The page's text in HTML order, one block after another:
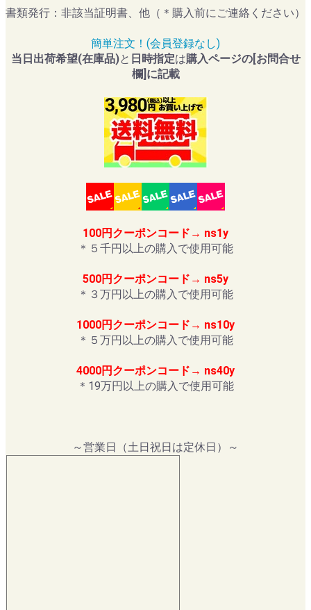
書類発行：非該当証明書、他（＊購入前にご連絡ください）
簡単注文！(会員登録なし)
当日出荷希望(在庫品)と 日時指定は購入ページの[お問合せ
欄]に記載
100円クーポンコード→ ns1y
＊５千円以上の購入で使用可能
500円クーポンコード→ ns5y
＊３万円以上の購入で使用可能
1000円クーポンコード→ ns10y
＊５万円以上の購入で使用可能
4000円クーポンコード→ ns40y
＊19万円以上の購入で使用可能
～営業日（土日祝日は定休日）～